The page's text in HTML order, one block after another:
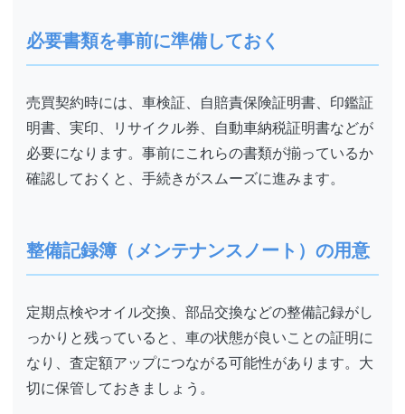
必要書類を事前に準備しておく
売買契約時には、車検証、自賠責保険証明書、印鑑証
明書、実印、リサイクル券、自動車納税証明書などが
必要になります。事前にこれらの書類が揃っているか
確認しておくと、手続きがスムーズに進みます。
整備記録簿（メンテナンスノート）の用意
定期点検やオイル交換、部品交換などの整備記録がし
っかりと残っていると、車の状態が良いことの証明に
なり、査定額アップにつながる可能性があります。大
切に保管しておきましょう。